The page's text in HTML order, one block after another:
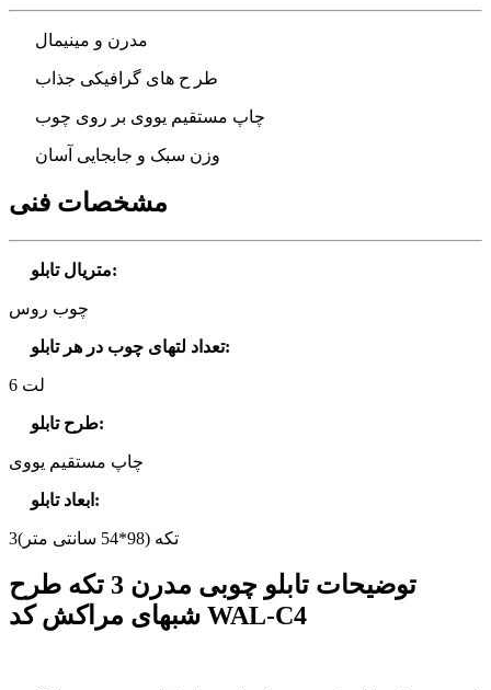
مدرن و مینیمال
طر ح های گرافیکی جذاب
چاپ مستقیم یووی بر روی چوب
وزن سبک و جابجایی آسان
مشخصات فنی
متریال تابلو:
چوب روس
تعداد لتهای چوب در هر تابلو:
6 لت
طرح تابلو:
چاپ مستقیم یووی
ابعاد تابلو :
3تکه (98*54 سانتی متر)
توضیحات تابلو چوبی مدرن 3 تکه طرح
شبهای مراکش کد WAL-C4